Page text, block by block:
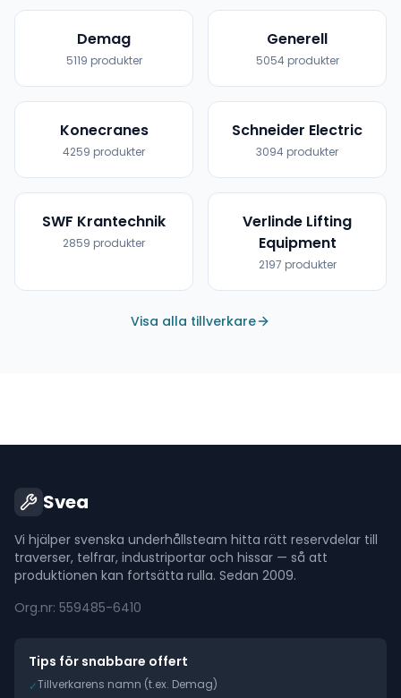
Demag
5119 produkter
Generell
5054produkter
Konecranes
4259 produkter
Schneider Electric
3094 produkter
SWF Krantechnik
2859 produkter
Verlinde Lifting
Equipment
2197 produkter
Visa alla tillverkare
Svea
Vi hjälper svenska underhållsteam hitta rätt reservdelar till
traverser, telfrar, industriportar och hissar — så att
produktionen kan fortsätta rulla. Sedan 2009.
Org.nr: 559485-6410
Tips för snabbare offert
✓Tillverkarens namn (t.ex. Demag)